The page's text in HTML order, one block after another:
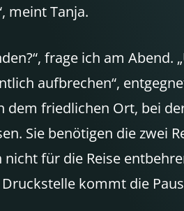
meint Tanja.
frage ich am
aufbrechen“,
friedlichen Ort, bei
Sie benötigen die zwei
für die Reise
kommt die